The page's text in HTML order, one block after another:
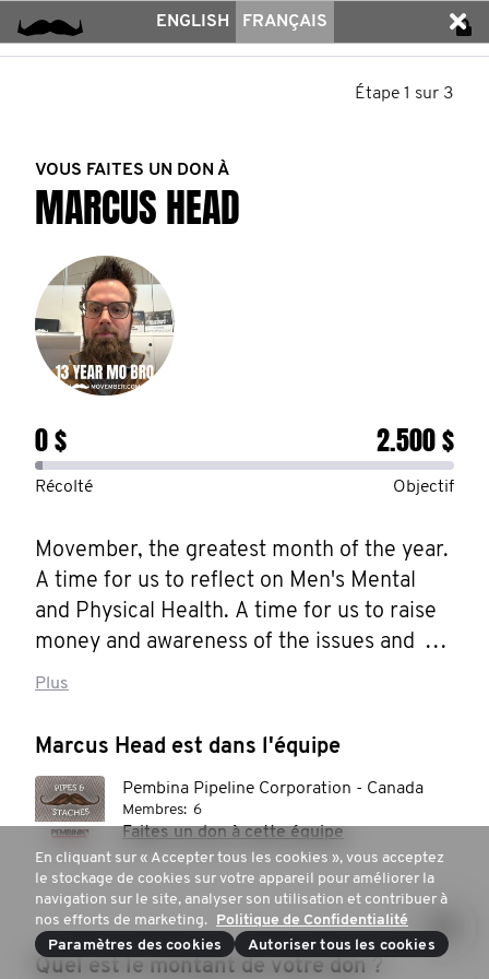
ENGLISH FRANÇAIS
Étape 1 sur 3
VOUS FAITES UN DON À
MARCUS HEAD
0 $ 2.500 $
Récolté Objectif
Movember, the greatest month of the year.
A time for us to reflect on Men's Mental
and Physical Health. A time for us to raise
money and awareness of the issues and
challenges facing men. For too long have
feelings. Now we know better and can do
Men's Health or join us in growing epic
Moustaches to promote discussions around
Men's Health.
Plus
Marcus Head est dans l'équipe
Pembina Pipeline Corporation - Canada
Membres: 6
Faites un don à cette équipe
Quel est le montant de votre don ?
En cliquant sur « Accepter tous les cookies », vous acceptez
le stockage de cookies sur votre appareil pour améliorer la
navigation sur le site, analyser son utilisation et contribuer à
nos efforts de marketing. Politique de Confidentialité
Paramètres des cookies
Autoriser tous les cookies